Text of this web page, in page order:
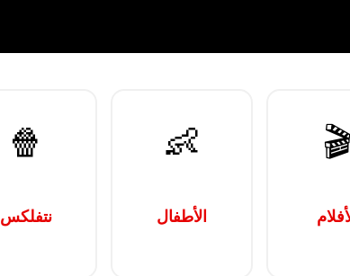
🎬
👶
الأطفال
🍿
نتفلكس